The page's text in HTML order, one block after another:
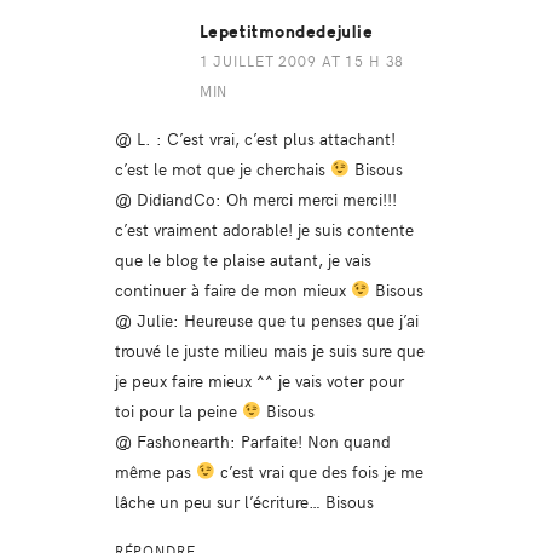
Lepetitmondedejulie
1 JUILLET 2009 AT 15 H 38
MIN
@ L. : C’est vrai, c’est plus attachant!
c’est le mot que je cherchais
Bisous
@ DidiandCo: Oh merci merci merci!!!
c’est vraiment adorable! je suis contente
que le blog te plaise autant, je vais
continuer à faire de mon mieux
Bisous
@ Julie: Heureuse que tu penses que j’ai
trouvé le juste milieu mais je suis sure que
je peux faire mieux ^^ je vais voter pour
toi pour la peine
Bisous
@ Fashonearth: Parfaite! Non quand
même pas
c’est vrai que des fois je me
lâche un peu sur l’écriture… Bisous